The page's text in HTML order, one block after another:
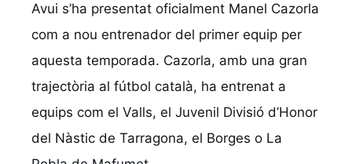
Avui s’ha presentat oficialment Manel Cazorla
com a nou entrenador del primer equip per
aquesta temporada. Cazorla, amb una gran
trajectòria al fútbol català, ha entrenat a
equips com el Valls, el Juvenil Divisió d’Honor
del Nàstic de Tarragona, el Borges o La